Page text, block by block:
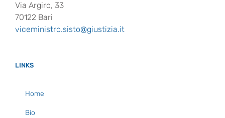
Via Argiro, 33
70122 Bari
viceministro.sisto@giustizia.it
LINKS
Home
Bio